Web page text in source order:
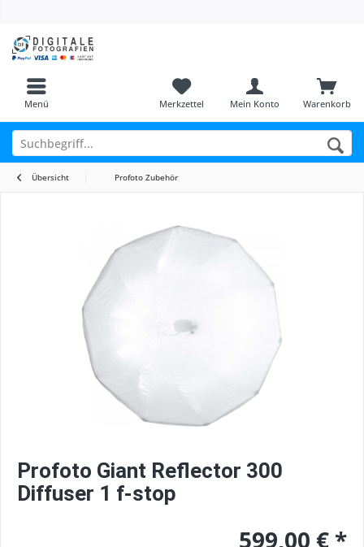
Menü Warenkorb
Merkzettel Mein Konto
Übersicht Profoto Zubehör
Profoto Giant Reflector 300
Diffuser 1 f-stop
599,00 € *